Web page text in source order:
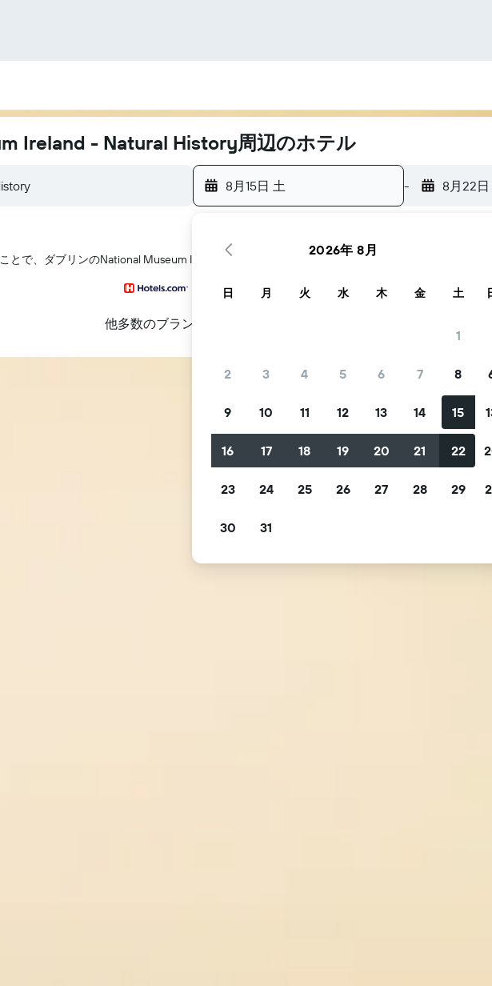
Ireland - Natural History周辺のホテル
8月15日 土 - 8月22
とで、ダブリン​のNational Museum Ireland - Natural History​周辺にあるホテル探しをお手伝いし
他多数のブランド
2026年 8月
日 月 火 水 木 金 土
1
2 3 4 5 6 7 8
9 10 11 12 13 14 15
16 17 18 19 20 21 22
23 24 25 26 27 28 29
30 31